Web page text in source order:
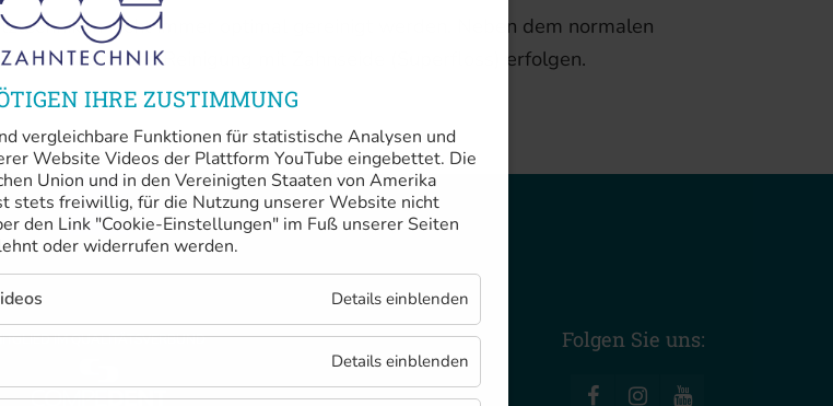
nicht immer optimal gereinigt werden. Neben dem normalen
zusätzliche Reinigung mit Zahnseide (Superfloss) erfolgen.
IM QUALITÄTSVERBUND Folgen Sie uns:
IHRE ZUSTIMMUNG
vergleichbare Funktionen für statistische Analysen und
Website Videos der Plattform YouTube eingebettet. Die
Union und in den Vereinigten Staaten von Amerika
stets freiwillig, für die Nutzung unserer Website nicht
den Link "Cookie-Einstellungen" im Fuß unserer Seiten
oder widerrufen werden.
Details einblenden
Details einblenden